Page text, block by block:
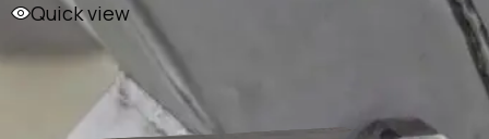
Quick view